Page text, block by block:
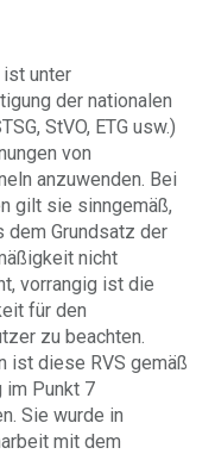
ist unter
der nationalen
StVO, ETG usw.)
von
anzuwenden. Bei
gilt sie sinngemäß,
dem Grundsatz der
nicht
vorrangig ist die
für den
zu beachten.
ist diese RVS gemäß
im Punkt 7
Sie wurde in
mit dem